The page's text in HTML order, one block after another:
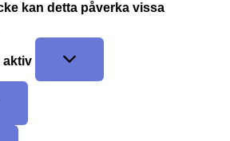
kan detta påverka vissa
aktiv